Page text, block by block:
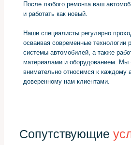
После любого ремонта ваш
и работать как новый.
Наши специалисты регулярно
осваивая современные технологии
системы автомобилей, а также
материалами и оборудованием. Мы
внимательно относимся к каждому
доверенному нам клиентами.
Сопутствующие